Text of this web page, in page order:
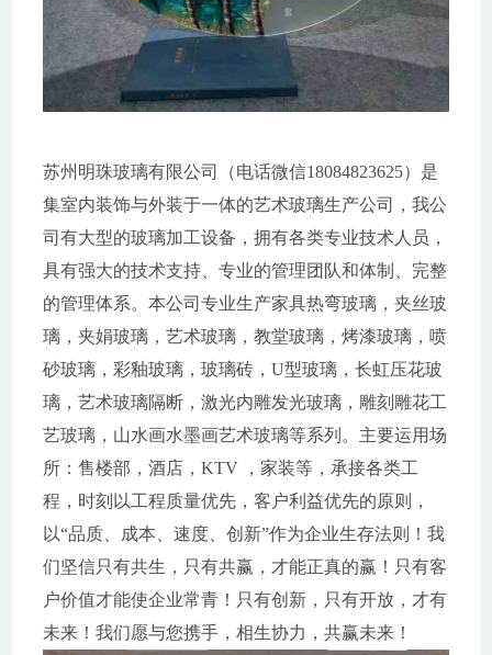
苏州明珠玻璃有限公司（电话微信18084823625）是
集室内装饰与外装于一体的艺术玻璃生产公司，我公
司有大型的玻璃加工设备，拥有各类专业技术人员，
具有强大的技术支持、专业的管理团队和体制、完整
的管理体系。本公司专业生产家具热弯玻璃，夹丝玻
璃，夹娟玻璃，艺术玻璃，教堂玻璃，烤漆玻璃，喷
砂玻璃，彩釉玻璃，玻璃砖，U型玻璃，长虹压花玻
璃，艺术玻璃隔断，激光内雕发光玻璃，雕刻雕花工
艺玻璃，山水画水墨画艺术玻璃等系列。主要运用场
所：售楼部，酒店，KTV ，家装等，承接各类工
程，时刻以工程质量优先，客户利益优先的原则，
以“品质、成本、速度、创新”作为企业生存法则！我
们坚信只有共生，只有共赢，才能正真的赢！只有客
户价值才能使企业常青！只有创新，只有开放，才有
未来！我们愿与您携手，相生协力，共赢未来！